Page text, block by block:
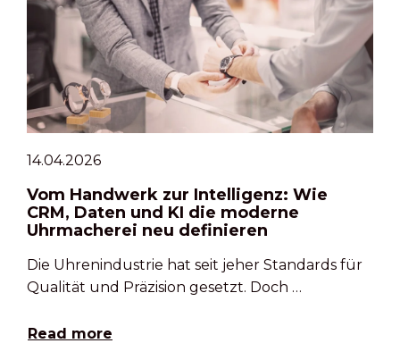
14.04.2026
Vom Handwerk zur Intelligenz: Wie
CRM, Daten und KI die moderne
Uhrmacherei neu definieren
Die Uhrenindustrie hat seit jeher Standards für
Qualität und Präzision gesetzt. Doch …
Read more